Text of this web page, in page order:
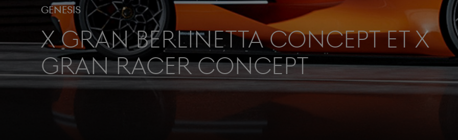
Genesis
X Gran Berlinetta Concept et X
Gran Racer Concept